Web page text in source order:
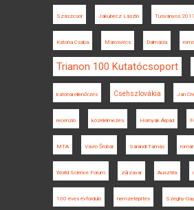
Szászcsór Jakubecz László Tusványos 2017
Katona Csaba Marosvécs Dalmácia
Trianon 100 Kutatócsoport
katonai ellenőrzés Csehszlovákia Jan
recenzió közélelmezés Hornyák Árpád
MTA Vavro Šrobár Sárándi Tamás
World Science Forum zűrzavar Ausztria
100 éves évforduló nemzetépítés Szeghy-